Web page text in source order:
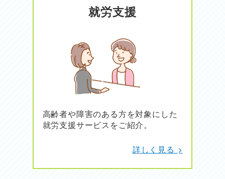
就労支援
高齢者や障害のある方を対象にした
就労支援サービスをご紹介。
詳しく見る >